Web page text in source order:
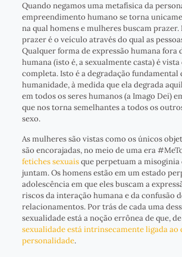
Quando negamos uma metafísica da
empreendimento humano se torna
na qual homens e mulheres buscam prazer.
prazer é o veículo através do qual as
Qualquer forma de expressão humana fora
humana (isto é, a sexualmente casta) é
completa. Isto é a degradação
humanidade, à medida que ela degrada
em todos os seres humanos (a Imago Dei)
que nos torna semelhantes a todos os
sexo.
As mulheres são vistas como os únicos
são encorajadas, no meio de uma era
fetiches sexuaisque perpetuam a misoginia
juntam. Os homens estão em um estado
adolescência em que eles buscam a
riscos da interação humana e da confusão
relacionamentos. Por trás de cada uma
sexualidade está a noção errônea de que,
sexualidade está intrinsecamente ligada ao
personalidade.